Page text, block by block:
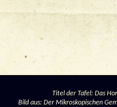
Titel der Tafel: Das
Bild aus: Der Mikroskopischen